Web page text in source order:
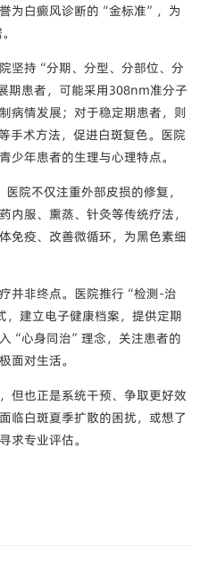
为白癜风诊断的“金标准”，为
坚持“分期、分型、分部位、分
期患者，可能采用308nm准分子
病情发展；对于稳定期患者，则
手术方法，促进白斑复色。医院
少年患者的生理与心理特点。
医院不仅注重外部皮损的修复，
内服、熏蒸、针灸等传统疗法，
免疫、改善微循环，为黑色素细
并非终点。医院推行“检测-治
建立电子健康档案，提供定期
“心身同治”理念，关注患者的
面对生活。
但也正是系统干预、争取更好效
临白斑夏季扩散的困扰，或想了
求专业评估。